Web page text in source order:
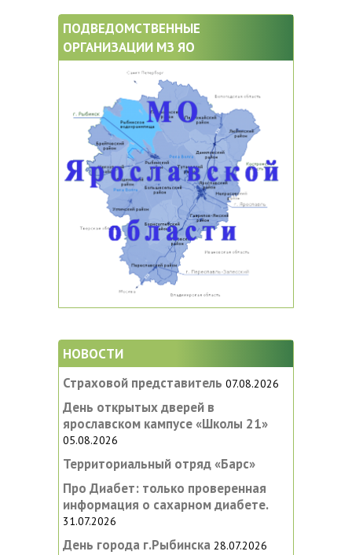
ПОДВЕДОМСТВЕННЫЕ
ОРГАНИЗАЦИИ МЗ ЯО
НОВОСТИ
Страховой представитель 07.08.2026
День открытых дверей в
ярославском кампусе «‎Школы 21»
05.08.2026
Территориальный отряд «Барс»
Про Диабет: только проверенная
информация о сахарном диабете.
31.07.2026
День города г.Рыбинска 28.07.2026